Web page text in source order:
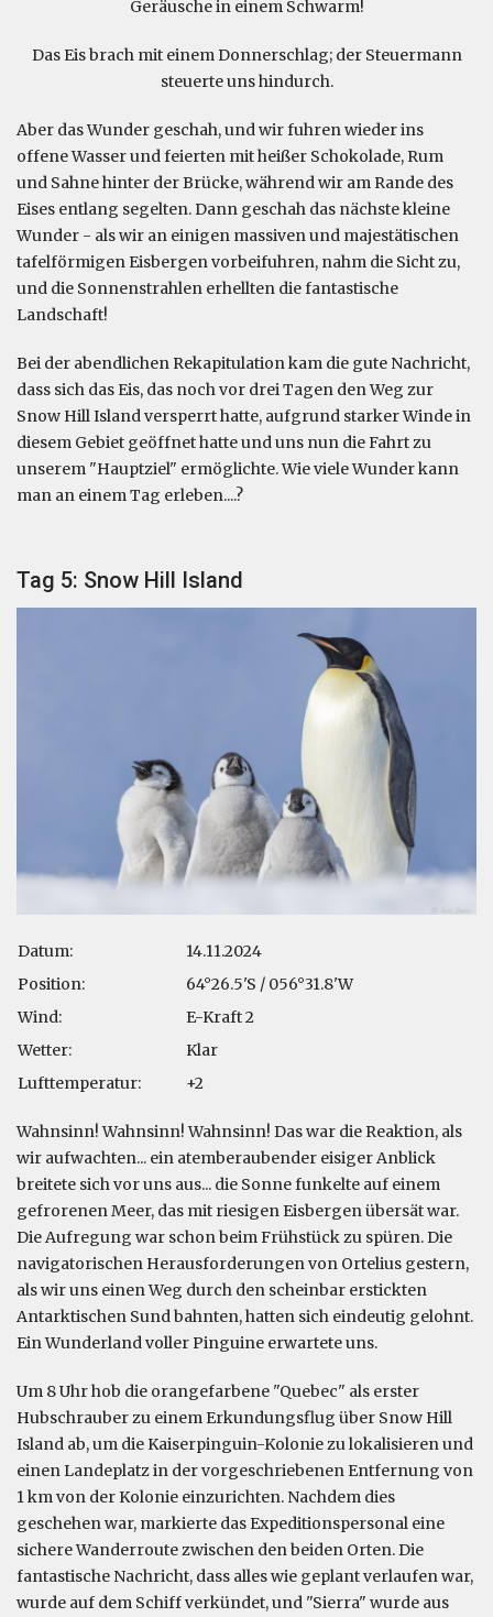
Geräusche in einem Schwarm!
Das Eis brach mit einem Donnerschlag; der Steuermann
steuerte uns hindurch.
Aber das Wunder geschah, und wir fuhren wieder ins
offene Wasser und feierten mit heißer Schokolade, Rum
und Sahne hinter der Brücke, während wir am Rande des
Eises entlang segelten. Dann geschah das nächste kleine
Wunder - als wir an einigen massiven und majestätischen
tafelförmigen Eisbergen vorbeifuhren, nahm die Sicht zu,
und die Sonnenstrahlen erhellten die fantastische
Landschaft!
Bei der abendlichen Rekapitulation kam die gute Nachricht,
dass sich das Eis, das noch vor drei Tagen den Weg zur
Snow Hill Island versperrt hatte, aufgrund starker Winde in
diesem Gebiet geöffnet hatte und uns nun die Fahrt zu
unserem "Hauptziel" ermöglichte. Wie viele Wunder kann
man an einem Tag erleben....?
Tag 5: Snow Hill Island
Datum:
14.11.2024
Position:
64°26.5'S / 056°31.8'W
Wind:
E-Kraft 2
Wetter:
Klar
Lufttemperatur:
+2
Wahnsinn! Wahnsinn! Wahnsinn! Das war die Reaktion, als
wir aufwachten... ein atemberaubender eisiger Anblick
breitete sich vor uns aus... die Sonne funkelte auf einem
gefrorenen Meer, das mit riesigen Eisbergen übersät war.
Die Aufregung war schon beim Frühstück zu spüren. Die
navigatorischen Herausforderungen von Ortelius gestern,
als wir uns einen Weg durch den scheinbar erstickten
Antarktischen Sund bahnten, hatten sich eindeutig gelohnt.
Ein Wunderland voller Pinguine erwartete uns.
Um 8 Uhr hob die orangefarbene "Quebec" als erster
Hubschrauber zu einem Erkundungsflug über Snow Hill
Island ab, um die Kaiserpinguin-Kolonie zu lokalisieren und
einen Landeplatz in der vorgeschriebenen Entfernung von
1 km von der Kolonie einzurichten. Nachdem dies
geschehen war, markierte das Expeditionspersonal eine
sichere Wanderroute zwischen den beiden Orten. Die
fantastische Nachricht, dass alles wie geplant verlaufen war,
wurde auf dem Schiff verkündet, und "Sierra" wurde aus